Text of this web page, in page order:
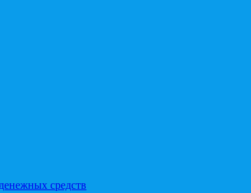
средств